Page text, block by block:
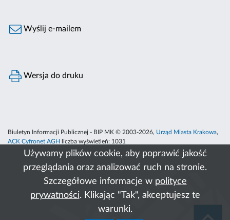
Używamy plików cookie, aby poprawić jakość
przeglądania oraz analizować ruch na stronie.
Szczegółowe informacje w polityce
prywatności. Klikając "Tak", akceptujesz te
warunki.
Wyślij e-mailem
Wersja do druku
Biuletyn Informacji Publicznej - BIP MK © 2003-2026, Urząd Miasta Krakowa,
ACK Cyfronet AGH
liczba wyświetleń: 1031